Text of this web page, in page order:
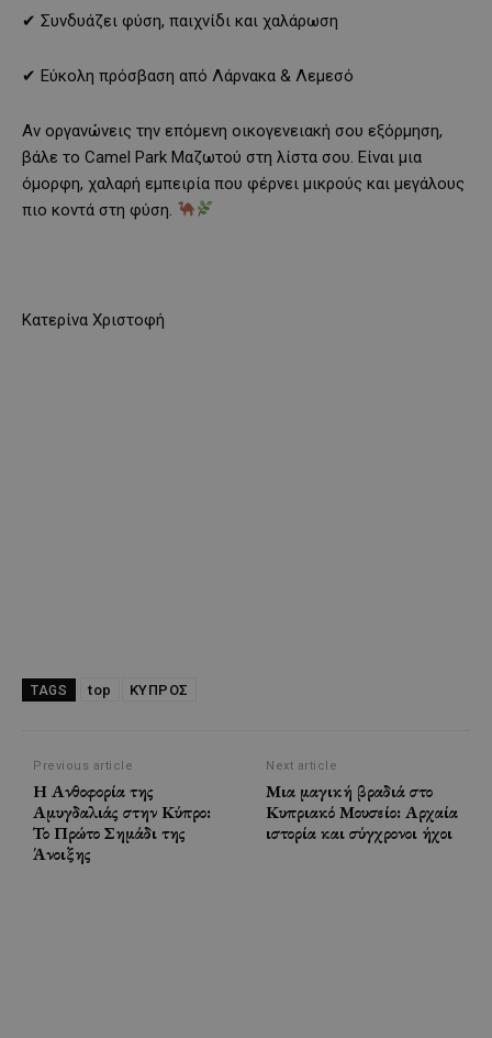
✔ Συνδυάζει φύση, παιχνίδι και χαλάρωση
✔ Εύκολη πρόσβαση από Λάρνακα & Λεμεσό
Αν οργανώνεις την επόμενη οικογενειακή σου εξόρμηση,
βάλε το Camel Park Μαζωτού στη λίστα σου. Είναι μια
όμορφη, χαλαρή εμπειρία που φέρνει μικρούς και μεγάλους
πιο κοντά στη φύση.
Κατερίνα Χριστοφή
TAGS top ΚΥΠΡΟΣ
Previous article
Η Ανθοφορία της
Αμυγδαλιάς στην Κύπρο:
Το Πρώτο Σημάδι της
Άνοιξης
Next article
Μια μαγική βραδιά στο
Κυπριακό Μουσείο: Αρχαία
ιστορία και σύγχρονοι ήχοι